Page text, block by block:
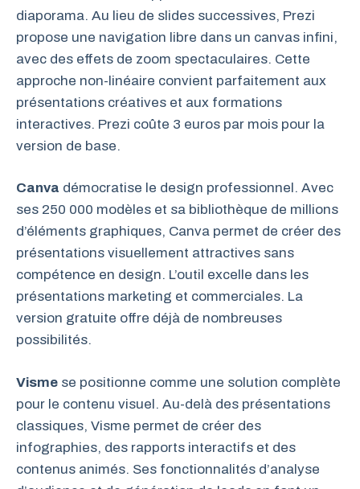
diaporama. Au lieu de slides successives, Prezi
propose une navigation libre dans un canvas infini,
avec des effets de zoom spectaculaires. Cette
approche non-linéaire convient parfaitement aux
présentations créatives et aux formations
interactives. Prezi coûte 3 euros par mois pour la
version de base.
Canva démocratise le design professionnel. Avec
ses 250 000 modèles et sa bibliothèque de millions
d’éléments graphiques, Canva permet de créer des
présentations visuellement attractives sans
compétence en design. L’outil excelle dans les
présentations marketing et commerciales. La
version gratuite offre déjà de nombreuses
possibilités.
Visme se positionne comme une solution complète
pour le contenu visuel. Au-delà des présentations
classiques, Visme permet de créer des
infographies, des rapports interactifs et des
contenus animés. Ses fonctionnalités d’analyse